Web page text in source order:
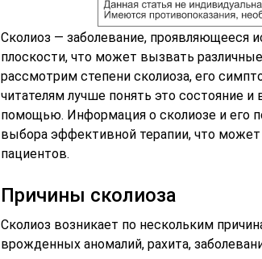
Сколиоз — заболевание, проявляющееся
плоскости, что может вызвать
рассмотрим степени сколиоза, его
читателям лучше понять это состояние
помощью. Информация о сколиозе и его
выбора эффективной терапии, что
пациентов.
Причины сколиоза
Сколиоз возникает по нескольким
врожденных аномалий, рахита,